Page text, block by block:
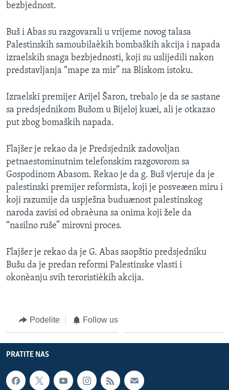
bezbjednost.
Buš i Abas su razgovarali u vrijeme novog talasa
Palestinskih samoubilaèkih bombaških akcija i napada
izraelskih snaga bezbjednosti, koji su uslijedili nakon
predstavljanja “mape za mir” na Bliskom istoku.
Izraelski premijer Arijel Šaron, trebalo je da se sastane
sa predsjednikom Bušom u Bijeloj kuæi, ali je otkazao
put zbog bomaških napada.
Flajšer je rekao da je Predsjednik zadovoljan
petnaestominutnim telefonskim razgovorom sa
Gospodinom Abasom. Rekao je da g. Buš vjeruje da je
palestinski premijer reformista, koji je posveæen miru i
koji razumije da uspješna buduænost palestinskog
naroda zavisi od obraèuna sa onima koji žele da
“nasilno ruše” mirovni proces.
Flajšer je rekao da je G. Abas saopštio predsjedniku
Bušu da je predan reformi Palestinske vlasti i
okonèanju svih teroristièkih akcija.
Podelite Follow us
PRATITE NAS